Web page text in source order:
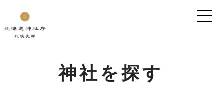
神社を探す